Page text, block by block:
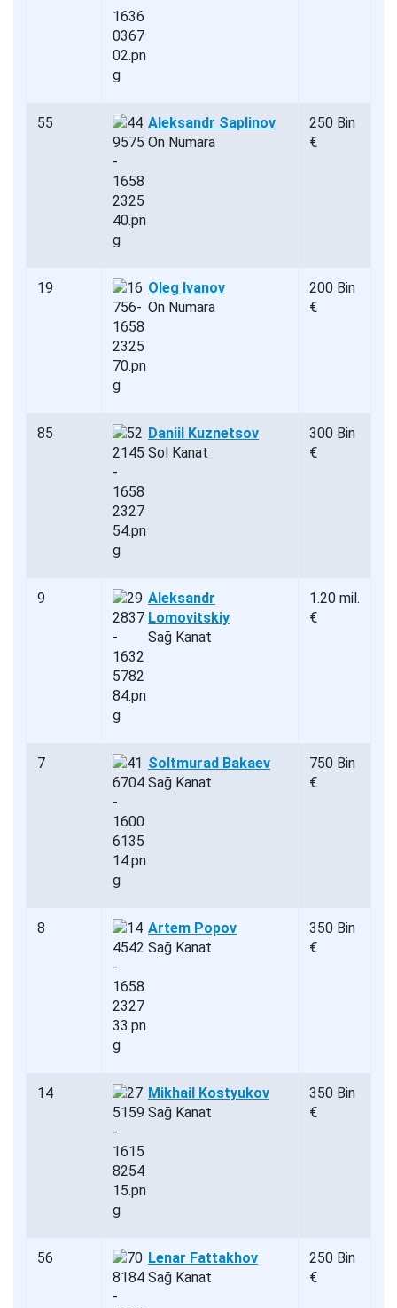
55
Aleksandr Saplinov
On Numara
250 Bin
€
19
Oleg Ivanov
On Numara
200 Bin
€
85
Daniil Kuznetsov
Sol Kanat
300 Bin
€
9
Aleksandr
Lomovitskiy
Sağ Kanat
1.20 mil.
€
7
Soltmurad Bakaev
Sağ Kanat
750 Bin
€
8
Artem Popov
Sağ Kanat
350 Bin
€
14
Mikhail Kostyukov
Sağ Kanat
350 Bin
€
56
Lenar Fattakhov
Sağ Kanat
250 Bin
€